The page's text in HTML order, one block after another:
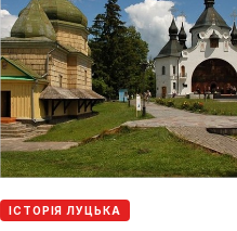
ІСТОРІЯ ЛУЦЬКА